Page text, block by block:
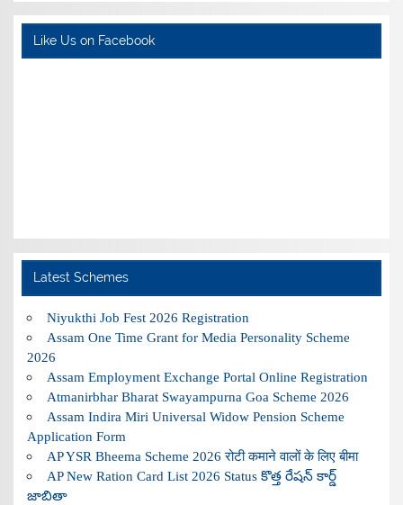
Like Us on Facebook
Latest Schemes
Niyukthi Job Fest 2026 Registration
Assam One Time Grant for Media Personality Scheme
2026
Assam Employment Exchange Portal Online Registration
Atmanirbhar Bharat Swayampurna Goa Scheme 2026
Assam Indira Miri Universal Widow Pension Scheme
Application Form
AP YSR Bheema Scheme 2026 रोटी कमाने वालों के लिए बीमा
AP New Ration Card List 2026 Status కొత్త రేషన్ కార్డ్
జాబితా